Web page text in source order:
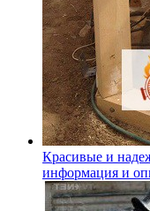
Красивые и
информация и